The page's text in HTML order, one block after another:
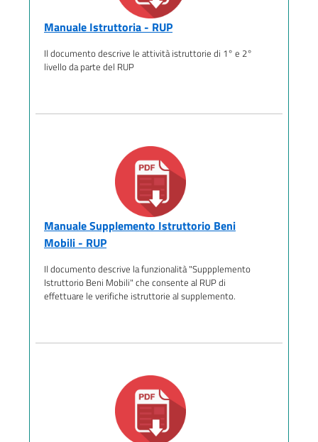
Manuale Istruttoria - RUP
Il documento descrive le attività istruttorie di 1° e 2°
livello da parte del RUP
Manuale Supplemento Istruttorio Beni
Mobili - RUP
Il documento descrive la funzionalità "Suppplemento
Istruttorio Beni Mobili" che consente al RUP di
effettuare le verifiche istruttorie al supplemento.